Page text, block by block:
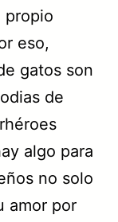
propio
eso,
gatos son
de
algo para
no solo
amor por